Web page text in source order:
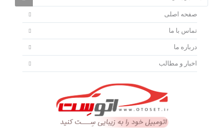
صفحه اصلی
تماس با ما
درباره ما
اخبار و مطالب